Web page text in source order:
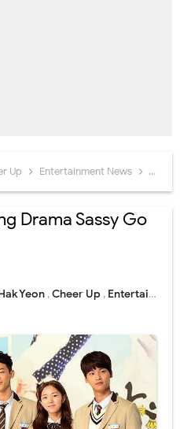
Up Entertainment News Ji Soo
Drama Sassy Go
Yeon ,Cheer Up , Entertainment News